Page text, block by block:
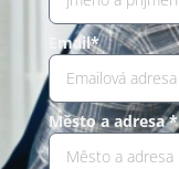
Email*
Město a adresa *